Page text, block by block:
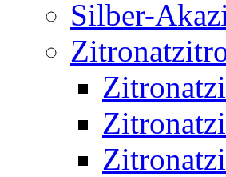
Silber-